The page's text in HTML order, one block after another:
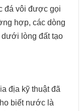
đá vôi được gọi
hợp, các dòng
dưới lòng đất tạo
địa kỹ thuật đã
biết nước là